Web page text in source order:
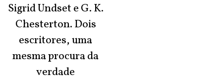
Sigrid Undset e G. K.
Chesterton. Dois
escritores, uma
mesma procura da
verdade